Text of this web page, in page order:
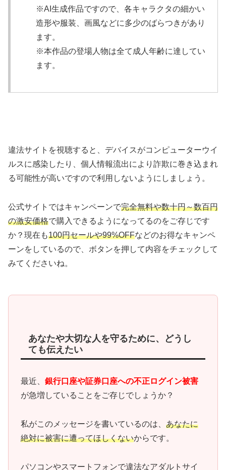
※AI生成作品ですので、各キャラクタの細かい
造形や服装、画風などに多少のばらつきがあり
ます。
※本作品の登場人物は全て成人年齢に達してい
ます。
違法サイトを視聴すると、デバイスがコンピューターウイ
ルスに感染したり、個人情報流出により詐欺に巻き込まれ
る可能性が高いですので利用しないようにしましょう。
公式サイトではキャンペーンで完全無料や数十円～数百円
の激安価格で購入できるようになってるのをご存じです
か？現在も100円セールや99%OFFなどのお得なキャンペ
ーンをしているので、ボタンを押して内容をチェックして
みてくださいね。
あなたや大切な人を守るために、どうし
ても伝えたい
最近、 銀行口座や証券口座への不正ログイン被害
が急増していることをご存じでしょうか？
私がこのメッセージを書いているのは、 あなたに
絶対に被害に遭ってほしくないからです。
パソコンやスマートフォンで違法なアダルトサイ